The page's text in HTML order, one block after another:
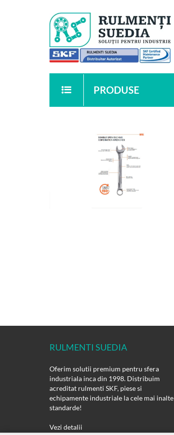
PRODUSE
RULMENTI SUEDIA
Oferim solutii premium pentru sfera
industriala inca din 1998. Distribuim
acreditat rulmenti SKF, piese si
echipamente industriale la cele mai inalte
standarde!
Vezi detalii